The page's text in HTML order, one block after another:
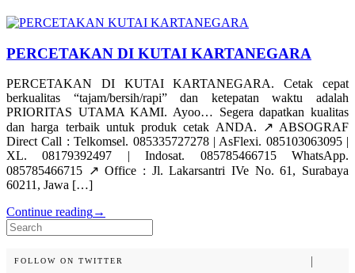
PERCETAKAN DI KUTAI KARTANEGARA
PERCETAKAN DI KUTAI KARTANEGARA. Cetak cepat
berkualitas “tajam/bersih/rapi” dan ketepatan waktu adalah
PRIORITAS UTAMA KAMI. Ayoo… Segera dapatkan kualitas
dan harga terbaik untuk produk cetak ANDA. ↗️ ABSOGRAF
Direct Call : Telkomsel. 085335727278 | AsFlexi. 085103063095 |
XL. 08179392497 | Indosat. 085785466715 WhatsApp.
085785466715 ↗️ Office : Jl. Lakarsantri IVe No. 61, Surabaya
60211, Jawa […]
Continue reading→
Search
for:
FOLLOW ON TWITTER